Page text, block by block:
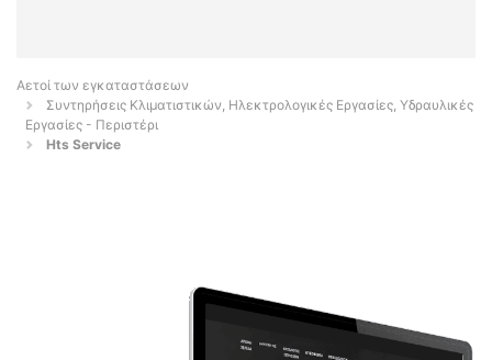
Αετοί των εγκαταστάσεων
Συντηρήσεις Κλιματιστικών, Ηλεκτρολογικές Εργασίες, Υδραυλικές
Εργασίες - Περιστέρι
Hts Service